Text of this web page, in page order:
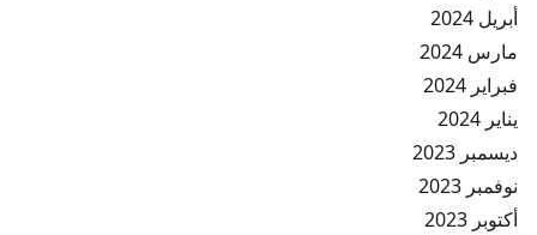
أبريل 2024
مارس 2024
فبراير 2024
يناير 2024
ديسمبر 2023
نوفمبر 2023
أكتوبر 2023